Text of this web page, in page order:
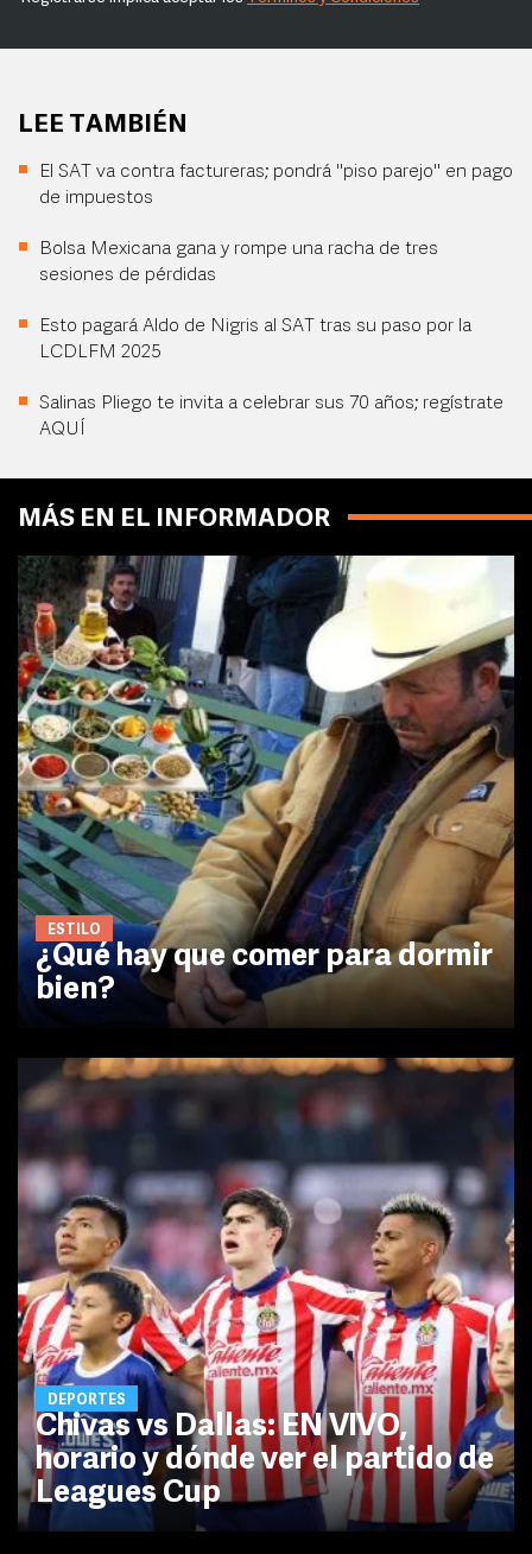
LEE TAMBIÉN
El SAT va contra factureras; pondrá "piso parejo" en pago
de impuestos
Bolsa Mexicana gana y rompe una racha de tres
sesiones de pérdidas
Esto pagará Aldo de Nigris al SAT tras su paso por la
LCDLFM 2025
Salinas Pliego te invita a celebrar sus 70 años; regístrate
AQUÍ
MÁS EN EL INFORMADOR
ESTILO
¿Qué hay que comer para dormir
bien?
DEPORTES
Chivas vs Dallas: EN VIVO,
horario y dónde ver el partido de
Leagues Cup